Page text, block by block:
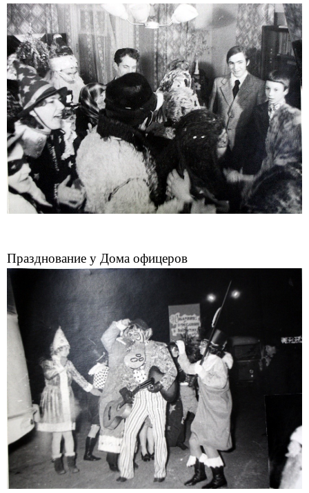
Празднование у Дома офицеров